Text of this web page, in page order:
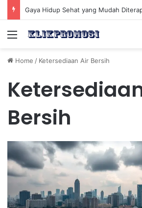
Menu
Home / Ketersediaan Air Bersih
Bersih